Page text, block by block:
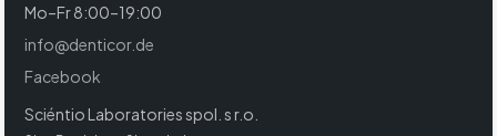
Mo–Fr 8:00–19:00
info@denticor.de
Facebook
Sciéntio Laboratories spol. s r.o.